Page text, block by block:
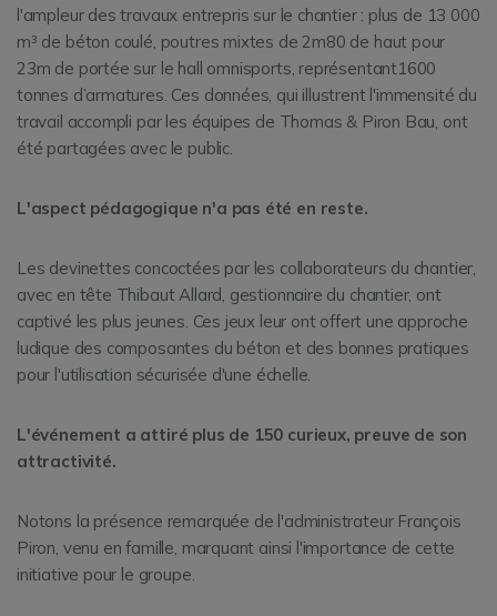
l'ampleur des travaux entrepris sur le chantier : plus de 13 000
m³ de béton coulé, poutres mixtes de 2m80 de haut pour
23m de portée sur le hall omnisports, représentant1600
tonnes d’armatures. Ces données, qui illustrent l'immensité du
travail accompli par les équipes de Thomas & Piron Bau, ont
été partagées avec le public.
L'aspect pédagogique n'a pas été en reste.
Les devinettes concoctées par les collaborateurs du chantier,
avec en tête Thibaut Allard, gestionnaire du chantier, ont
captivé les plus jeunes. Ces jeux leur ont offert une approche
ludique des composantes du béton et des bonnes pratiques
pour l'utilisation sécurisée d'une échelle.
L'événement a attiré plus de 150 curieux, preuve de son
attractivité.
Notons la présence remarquée de l'administrateur François
Piron, venu en famille, marquant ainsi l'importance de cette
initiative pour le groupe.